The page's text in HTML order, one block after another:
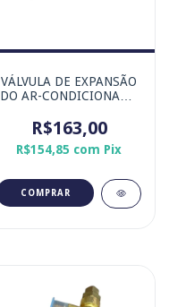
VÁLVULA DE EXPANSÃO
DO AR-CONDICIONADO
GII GIII GIV - MARCA
ORIGINAL DENSO
R$163,00
R$154,85 com Pix